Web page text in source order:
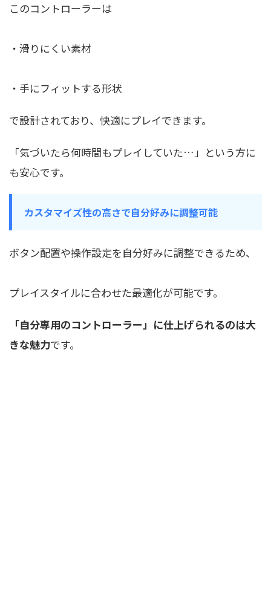
このコントローラーは
・滑りにくい素材
・手にフィットする形状
で設計されており、快適にプレイできます。
「気づいたら何時間もプレイしていた…」という方に
も安心です。
カスタマイズ性の高さで自分好みに調整可能
ボタン配置や操作設定を自分好みに調整できるため、
プレイスタイルに合わせた最適化が可能です。
「自分専用のコントローラー」に仕上げられるのは大
きな魅力です。